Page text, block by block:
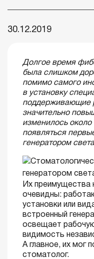
30.12.2019
Долгое время
была слишком
помимо самого
в установку
поддерживающие
значительно
изменилось около
появляться
генератором
Их преимущества
очевидны:
установки или
встроенный
освещает
видимость
А главное, их мог
стоматолог.